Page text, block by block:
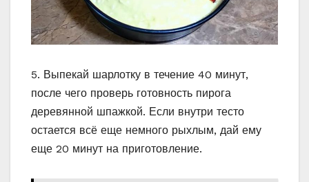
5. Выпекай шарлотку в течение 40 минут,
после чего проверь готовность пирога
деревянной шпажкой. Если внутри тесто
остается всё еще немного рыхлым, дай ему
еще 20 минут на приготовление.